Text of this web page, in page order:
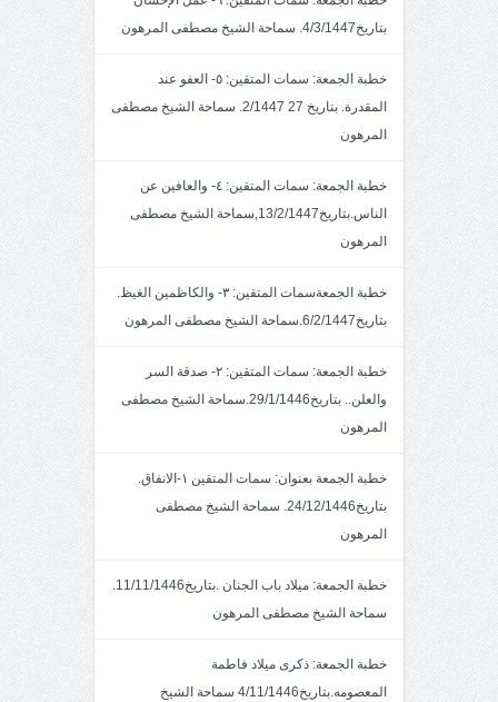
بتاريخ4/3/1447. سماحة الشيخ مصطفى المرهون
خطبة الجمعة: سمات المتقين: ٥- العفو عند
المقدرة. بتاريخ 27 2/1447. سماحة الشيخ مصطفى
المرهون
خطبة الجمعة: سمات المتقين: ٤- والعافين عن
الناس.بتاريخ13/2/1447,سماحة الشيخ مصطفى
المرهون
خطبة الجمعةسمات المتقين: ٣- والكاظمين الغيظ.
بتاريخ6/2/1447.سماحة الشيخ مصطفى المرهون
خطبة الجمعة: سمات المتقين: ٢- صدقة السر
والعلن.. بتاريخ29/1/1446.سماحة الشيخ مصطفى
المرهون
خطبة الجمعة بعنوان: سمات المتقين ١-الانفاق.
بتاريخ24/12/1446. سماحة الشيخ مصطفى
المرهون
خطبة الجمعة: ميلاد باب الجنان .بتاريخ11/11/1446.
سماحة الشيخ مصطفى المرهون
خطبة الجمعة: ذكرى ميلاد فاطمة
المعصومه.بتاريخ4/11/1446 سماحة الشيخ